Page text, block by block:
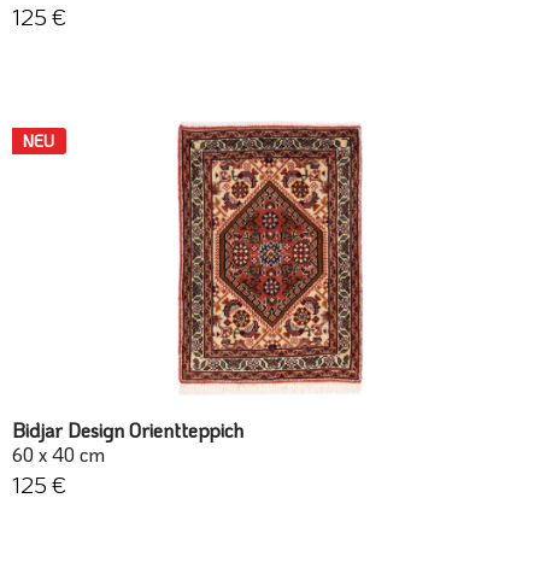
125 €
NEU
Bidjar Design Orientteppich
60 x 40 cm
125 €